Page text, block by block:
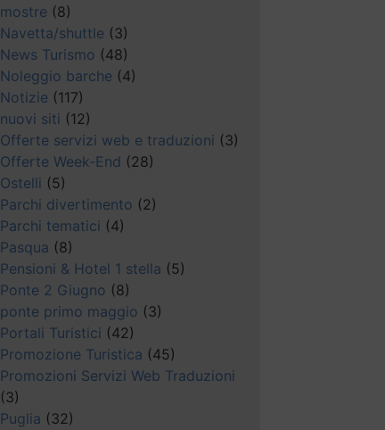
mostre (8)
Navetta/shuttle (3)
News Turismo (48)
Noleggio barche (4)
Notizie (117)
nuovi siti (12)
Offerte servizi web e traduzioni (3)
Offerte Week-End (28)
Ostelli (5)
Parchi divertimento (2)
Parchi tematici (4)
Pasqua (8)
Pensioni & Hotel 1 stella (5)
Ponte 2 Giugno (8)
ponte primo maggio (3)
Portali Turistici (42)
Promozione Turistica (45)
Promozioni Servizi Web Traduzioni
(3)
Puglia (32)